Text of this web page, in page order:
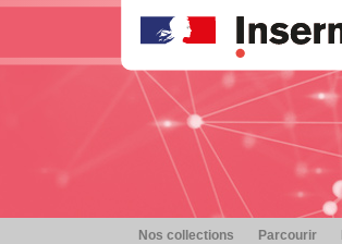
Nos collections Parcourir